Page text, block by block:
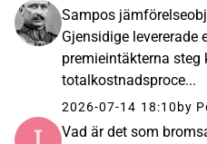
Sampos
Gjensidige levererade
premieintäkterna
totalkostnadsproce...
2026-07-14 18:10by
Vad är det som